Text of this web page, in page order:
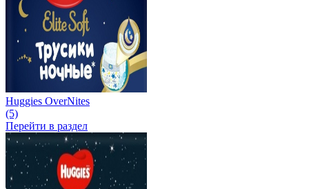
Huggies OverNites
(5)
Перейти в раздел